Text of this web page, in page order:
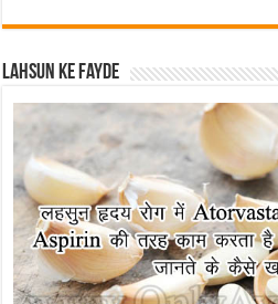
Lahsun ke fayde